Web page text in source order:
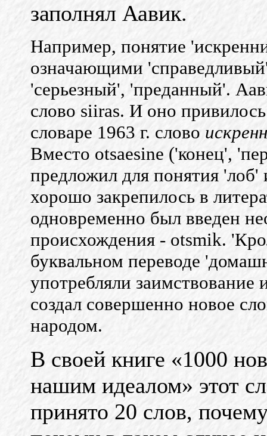
заполнял Аавик.
Например, понятие
означающими
'серьезный', 'преданный'.
слово siiras. И оно
словаре 1963 г. слово
Вместо otsaesine ('конец',
предложил для понятия 'лоб'
хорошо закрепилось в
одновременно был введен
происхождения - otsmik.
буквальном переводе
употребляли заимствование
создал совершенно новое
народом.
В своей книге «1000
нашим идеалом» этот
принято 20 слов,